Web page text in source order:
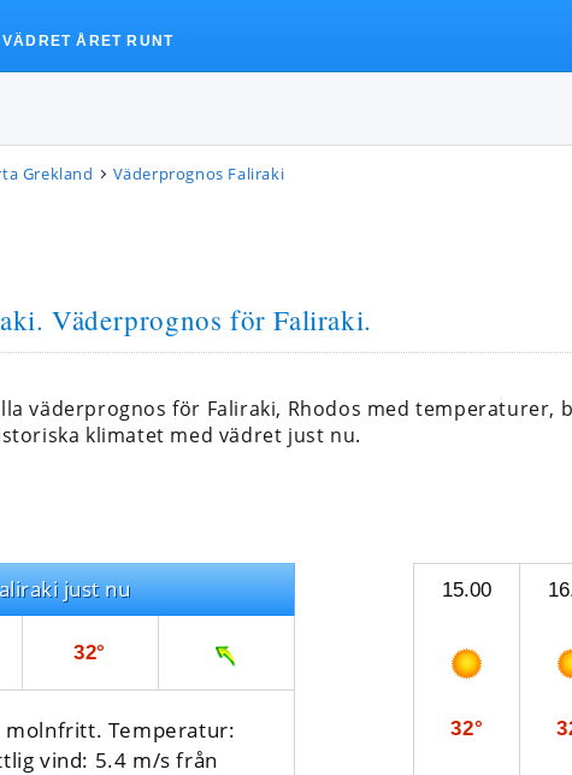
Grekland Väderprognos Faliraki
. Väderprognos för Faliraki.
väderprognos för Faliraki, Rhodos med
klimatet med vädret just nu.
just nu
32°
molnfritt. Temperatur:
vind: 5.4 m/s från
15.00
32°
VÄDRET ÅRET RUNT